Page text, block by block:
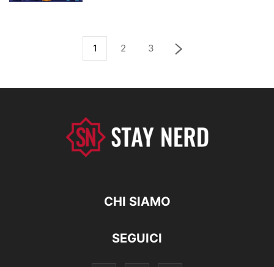
1 2 3
CHI SIAMO
SEGUICI